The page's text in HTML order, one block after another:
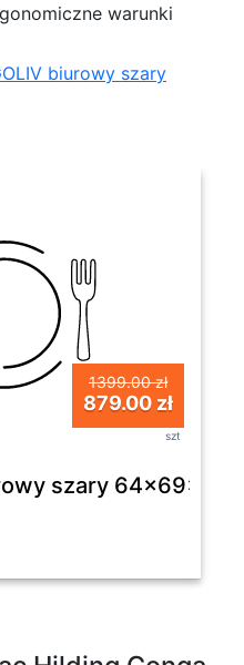
warunki
biurowy szary
1399.00 zł
879.00 zł
szt
szary